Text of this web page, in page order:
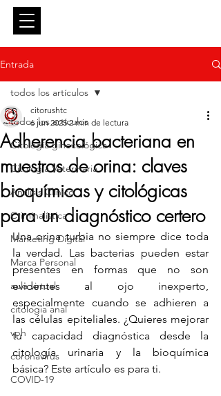
Entrada
todos los artículos
Citología ginecológica
Citología Veterinaria
Análisis Clínico
Criminalística
Marketing Digital
Marca Personal
aula virtual
citologia anal
vph
coronavirus
COVID-19
todos los artículos
Adherencia bacteriana en
muestras de orina: claves
bioquímicas y citológicas
para un diagnóstico certero
citorushtc
6 jun 2025 2 min de lectura
Una orina turbia no siempre dice toda
la verdad. Las bacterias pueden estar
presentes en formas que no son
evidentes al ojo inexperto,
especialmente cuando se adhieren a
las células epiteliales. ¿Quieres mejorar
tu capacidad diagnóstica desde la
citología urinaria y la bioquímica
básica? Este artículo es para ti.